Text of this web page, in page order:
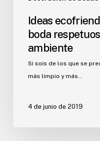
Ideas
boda
ambiente
Si sois de los que se
más limpio y más…
4 de junio de 2019